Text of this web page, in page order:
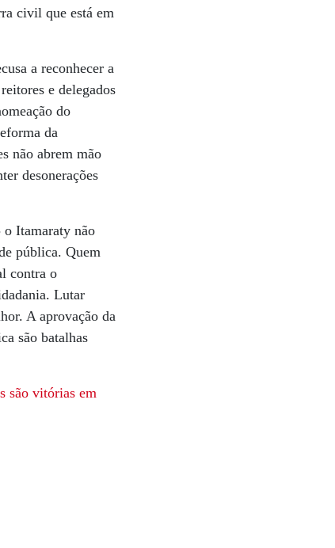
civil que está em
a reconhecer a
e delegados
do
da
não abrem mão
desonerações
Itamaraty não
pública. Quem
contra o
Lutar
A aprovação da
são batalhas
são vitórias em